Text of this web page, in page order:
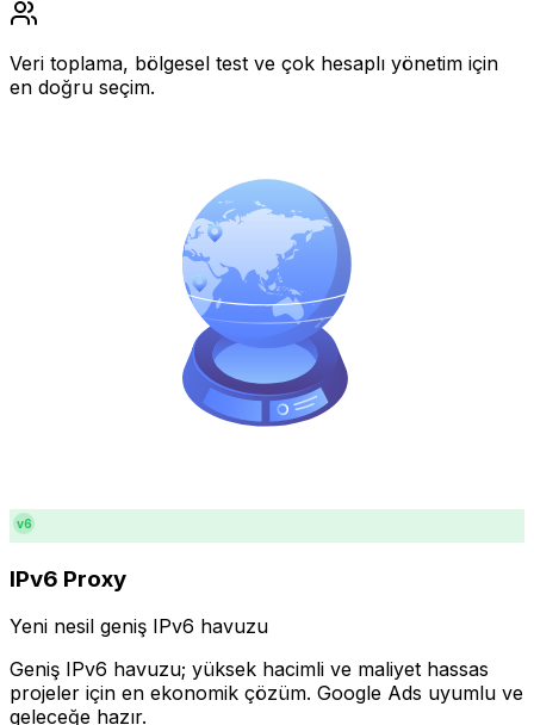
Veri toplama, bölgesel test ve çok hesaplı yönetim için
en doğru seçim.
v6
IPv6 Proxy
Yeni nesil geniş IPv6 havuzu
Geniş IPv6 havuzu; yüksek hacimli ve maliyet hassas
projeler için en ekonomik çözüm. Google Ads uyumlu ve
geleceğe hazır.